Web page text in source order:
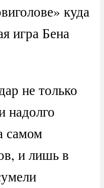
куда
игра Бена
не только
надолго
самом
и лишь в